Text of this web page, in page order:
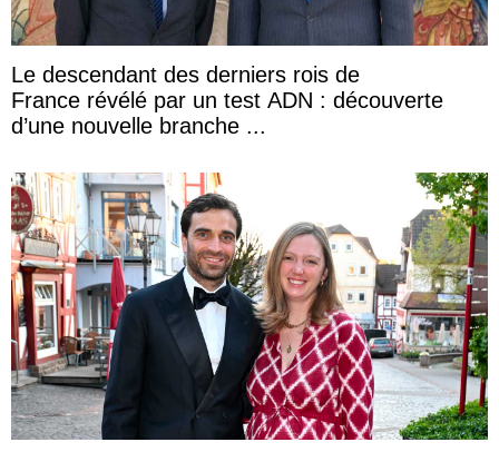
Le descendant des derniers rois de
France révélé par un test ADN : découverte
d’une nouvelle branche ...